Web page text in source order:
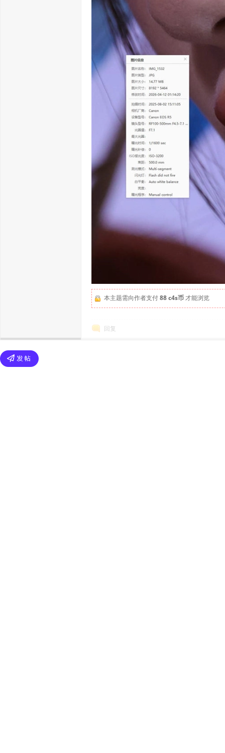
本主题需向作者支付88 c4s币才能浏览
回复